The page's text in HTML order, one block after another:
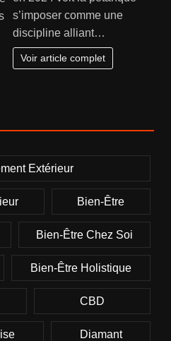
s’imposer comme une
discipline alliant…
Voir article complet
Extérieur
Bien-Être
Bien-Être Chez Soi
Bien-Être Holistique
CBD
Diamant